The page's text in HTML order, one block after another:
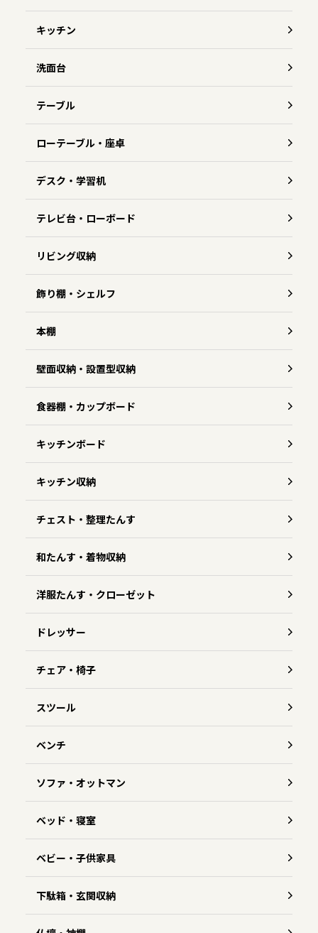
キッチン
洗面台
テーブル
ローテーブル・座卓
デスク・学習机
テレビ台・ローボード
リビング収納
飾り棚・シェルフ
本棚
壁面収納・設置型収納
食器棚・カップボード
キッチンボード
キッチン収納
チェスト・整理たんす
和たんす・着物収納
洋服たんす・クローゼット
ドレッサー
チェア・椅子
スツール
ベンチ
ソファ・オットマン
ベッド・寝室
ベビー・子供家具
下駄箱・玄関収納